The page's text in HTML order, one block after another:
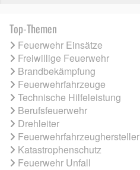
Top-Themen
Feuerwehr Einsätze
Freiwillige Feuerwehr
Brandbekämpfung
Feuerwehrfahrzeuge
Technische Hilfeleistung
Berufsfeuerwehr
Drehleiter
Feuerwehrfahrzeughersteller
Katastrophenschutz
Feuerwehr Unfall